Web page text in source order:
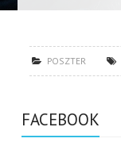
POSZTER
FACEBOOK